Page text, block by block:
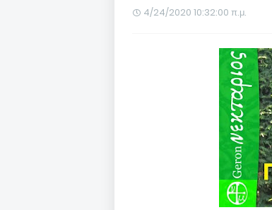
4/24/2020 10:32:00 π.μ.